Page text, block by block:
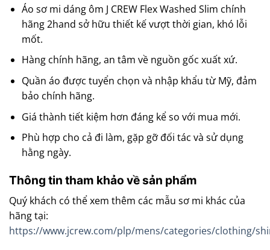
Áo sơ mi dáng ôm J CREW Flex Washed Slim chính
hãng 2hand sở hữu thiết kế vượt thời gian, khó lỗi
mốt.
Hàng chính hãng, an tâm về nguồn gốc xuất xứ.
Quần áo được tuyển chọn và nhập khẩu từ Mỹ, đảm
bảo chính hãng.
Giá thành tiết kiệm hơn đáng kể so với mua mới.
Phù hợp cho cả đi làm, gặp gỡ đối tác và sử dụng
hằng ngày.
Thông tin tham khảo về sản phẩm
Quý khách có thể xem thêm các mẫu sơ mi khác của
hãng tại:
https://www.jcrew.com/plp/mens/categories/clothing/